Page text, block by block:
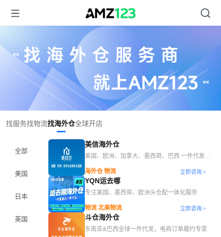
找服务找物流找海外仓全球开店
全部
美国
日本
英国
美信海外仓
美国、欧洲、加拿大、墨西哥、巴西 一件代发、
自动化POD生产服装货盘
海外仓 物流 立即咨询
YQN运去哪
专注美国、墨西哥、欧洲头仓配一体化服务
物流 北美物流 立即咨询
斗仓海外仓
东南亚&巴西全球一件代发，电商订单履约专家